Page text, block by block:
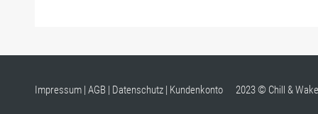
Impressum| AGB | Datenschutz| Kundenkonto2023 © Chill & Wake